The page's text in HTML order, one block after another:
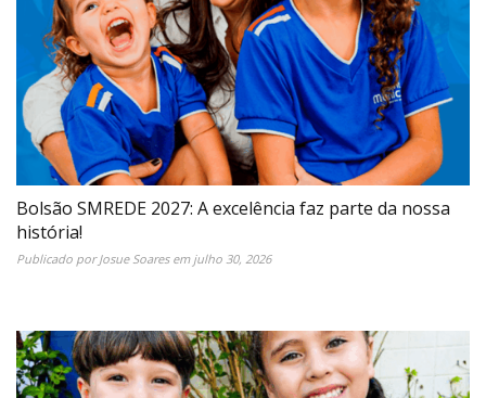
Bolsão SMREDE 2027: A excelência faz parte da nossa
história!
Publicado porJosue Soaresem julho 30, 2026